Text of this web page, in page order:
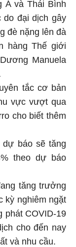
Á và Thái Bình
do đại dịch gây
đè nặng lên đà
hàng Thế giới
Manuela
tắc cơ bản
vực vượt qua
cho biết thêm
dự báo sẽ tăng
theo dự báo
tăng trưởng
kỳ nghiêm ngặt
phát COVID-19
cho đến nay
và nhu cầu.